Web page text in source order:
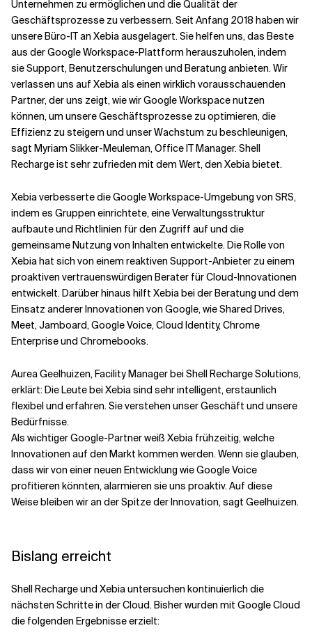
Unternehmen zu ermöglichen und die Qualität der
Geschäftsprozesse zu verbessern. Seit Anfang 2018 haben wir
unsere Büro-IT an Xebia ausgelagert. Sie helfen uns, das Beste
aus der Google Workspace-Plattform herauszuholen, indem
sie Support, Benutzerschulungen und Beratung anbieten. Wir
verlassen uns auf Xebia als einen wirklich vorausschauenden
Partner, der uns zeigt, wie wir Google Workspace nutzen
können, um unsere Geschäftsprozesse zu optimieren, die
Effizienz zu steigern und unser Wachstum zu beschleunigen,
sagt Myriam Slikker-Meuleman, Office IT Manager. Shell
Recharge ist sehr zufrieden mit dem Wert, den Xebia bietet.
Xebia verbesserte die Google Workspace-Umgebung von SRS,
indem es Gruppen einrichtete, eine Verwaltungsstruktur
aufbaute und Richtlinien für den Zugriff auf und die
gemeinsame Nutzung von Inhalten entwickelte. Die Rolle von
Xebia hat sich von einem reaktiven Support-Anbieter zu einem
proaktiven vertrauenswürdigen Berater für Cloud-Innovationen
entwickelt. Darüber hinaus hilft Xebia bei der Beratung und dem
Einsatz anderer Innovationen von Google, wie Shared Drives,
Meet, Jamboard, Google Voice, Cloud Identity, Chrome
Enterprise und Chromebooks.
Aurea Geelhuizen, Facility Manager bei Shell Recharge Solutions,
erklärt: Die Leute bei Xebia sind sehr intelligent, erstaunlich
flexibel und erfahren. Sie verstehen unser Geschäft und unsere
Bedürfnisse.
Als wichtiger Google-Partner weiß Xebia frühzeitig, welche
Innovationen auf den Markt kommen werden. Wenn sie glauben,
dass wir von einer neuen Entwicklung wie Google Voice
profitieren könnten, alarmieren sie uns proaktiv. Auf diese
Weise bleiben wir an der Spitze der Innovation, sagt Geelhuizen.
Bislang erreicht
Shell Recharge und Xebia untersuchen kontinuierlich die
nächsten Schritte in der Cloud. Bisher wurden mit Google Cloud
die folgenden Ergebnisse erzielt: